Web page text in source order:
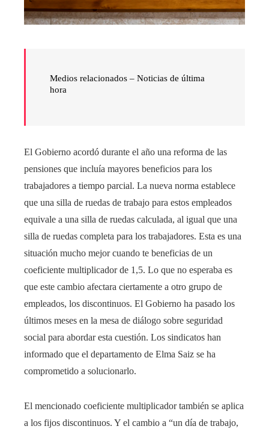
Medios relacionados – Noticias de última
hora
El Gobierno acordó durante el año una reforma de las
pensiones que incluía mayores beneficios para los
trabajadores a tiempo parcial. La nueva norma establece
que una silla de ruedas de trabajo para estos empleados
equivale a una silla de ruedas calculada, al igual que una
silla de ruedas completa para los trabajadores. Esta es una
situación mucho mejor cuando te beneficias de un
coeficiente multiplicador de 1,5. Lo que no esperaba es
que este cambio afectara ciertamente a otro grupo de
empleados, los discontinuos. El Gobierno ha pasado los
últimos meses en la mesa de diálogo sobre seguridad
social para abordar esta cuestión. Los sindicatos han
informado que el departamento de Elma Saiz se ha
comprometido a solucionarlo.
El mencionado coeficiente multiplicador también se aplica
a los fijos discontinuos. Y el cambio a “un día de trabajo,